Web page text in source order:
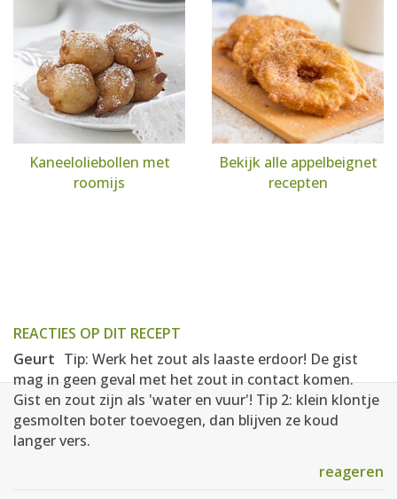
Kaneeloliebollen met
roomijs
Bekijk alle appelbeignet
recepten
REACTIES OP DIT RECEPT
Geurt Tip: Werk het zout als laaste erdoor! De gist
mag in geen geval met het zout in contact komen.
Gist en zout zijn als 'water en vuur'! Tip 2: klein klontje
gesmolten boter toevoegen, dan blijven ze koud
langer vers.
reageren